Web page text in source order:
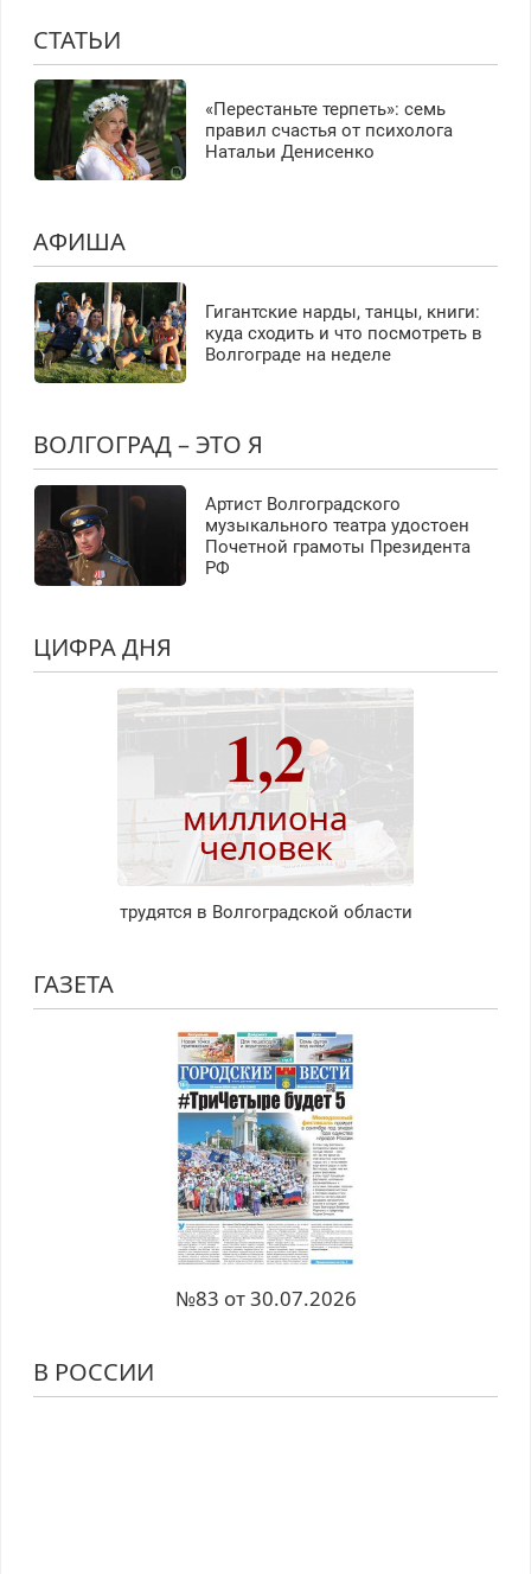
СТАТЬИ
«Перестаньте терпеть»: семь
правил счастья от психолога
Натальи Денисенко
АФИША
Гигантские нарды, танцы, книги:
куда сходить и что посмотреть в
Волгограде на неделе
ВОЛГОГРАД – ЭТО Я
Артист Волгоградского
музыкального театра удостоен
Почетной грамоты Президента
РФ
ЦИФРА ДНЯ
1,2
миллиона
человек
трудятся в Волгоградской области
ГАЗЕТА
№83 от 30.07.2026
В РОССИИ